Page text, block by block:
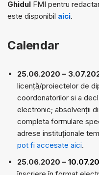
Ghidul FMI pentru
este disponibil aici.
Calendar
25.06.2020 –
licență/proiectelor de
coordonatorilor si a
electronic; absolvenții
completa formulare
adrese instituționale
pot fi accesate aici.
25.06.2020 –